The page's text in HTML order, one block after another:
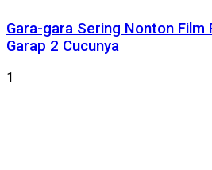
Gara-gara Sering Nonton Film
Garap 2 Cucunya
1